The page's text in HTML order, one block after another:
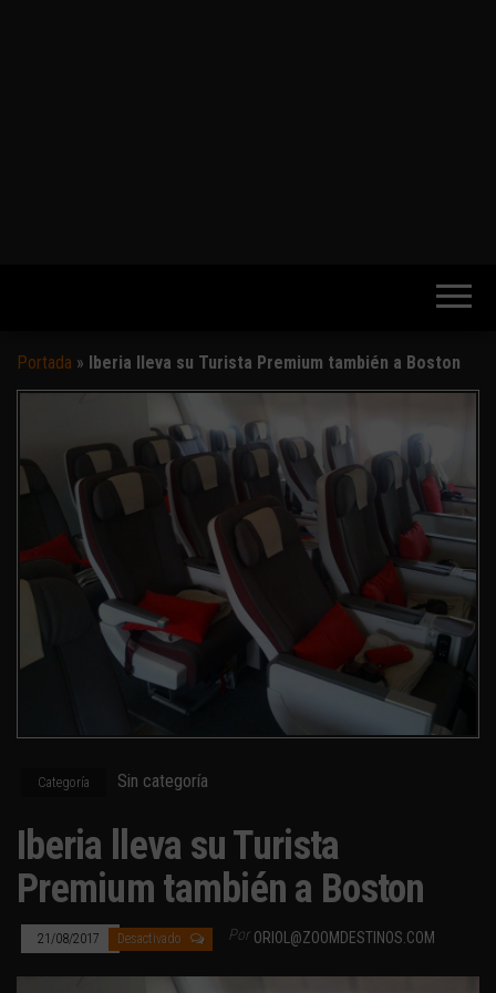
Portada » Iberia lleva su Turista Premium también a Boston
Categoría Sin categoría
Iberia lleva su Turista
Premium también a Boston
21/08/2017 Desactivado Por ORIOL@ZOOMDESTINOS.COM